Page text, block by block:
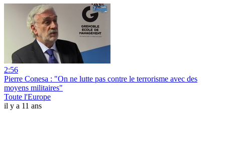
2:56
Pierre Conesa : "On ne lutte pas contre le terrorisme avec des
moyens militaires"
Toute l'Europe
il y a 11 ans